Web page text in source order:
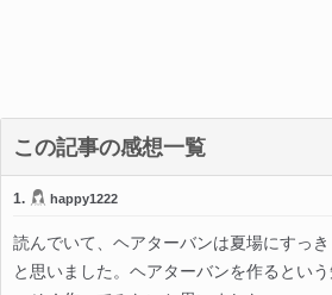
この記事の感想一覧
1. happy1222
読んでいて、ヘアターバンは夏場にすっ
と思いました。ヘアターバンを作るとい